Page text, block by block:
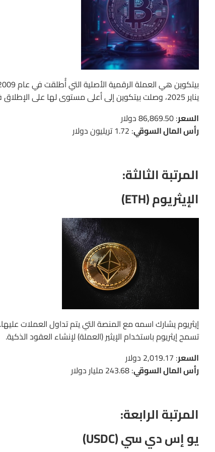
يناير 2025، وصلت بيتكوين إلى أعلى مستوى لها على الإطلاق فوق 109,000 دولار.
السعر: 86,869.50 دولار
رأس المال السوقي: 1.72 تريليون دولار
المرتبة الثالثة:
الإيثريوم (ETH)
إيثريوم يشارك اسمه مع المنصة التي يتم تداول العملات
تسمح إيثريوم باستخدام الإيثير (العملة) لإنشاء العقود الذكية.
السعر: 2,019.17 دولار
رأس المال السوقي: 243.68 مليار دولار
المرتبة الرابعة:
يو إس دي سي (USDC)